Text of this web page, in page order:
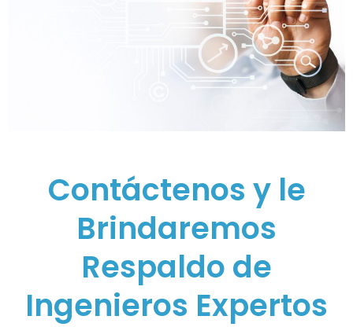
Contáctenos y le
Brindaremos
Respaldo de
Ingenieros Expertos